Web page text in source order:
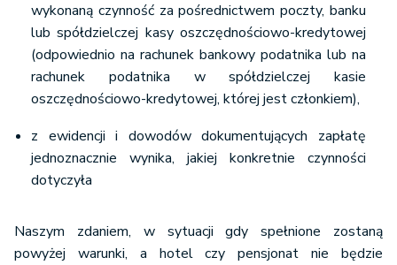
wykonaną czynność za pośrednictwem poczty, banku
lub spółdzielczej kasy oszczędnościowo-kredytowej
(odpowiednio na rachunek bankowy podatnika lub na
rachunek podatnika w spółdzielczej kasie
oszczędnościowo-kredytowej, której jest członkiem),
z ewidencji i dowodów dokumentujących zapłatę
jednoznacznie wynika, jakiej konkretnie czynności
dotyczyła
Naszym zdaniem, w sytuacji gdy spełnione zostaną
powyżej warunki, a hotel czy pensjonat nie będzie